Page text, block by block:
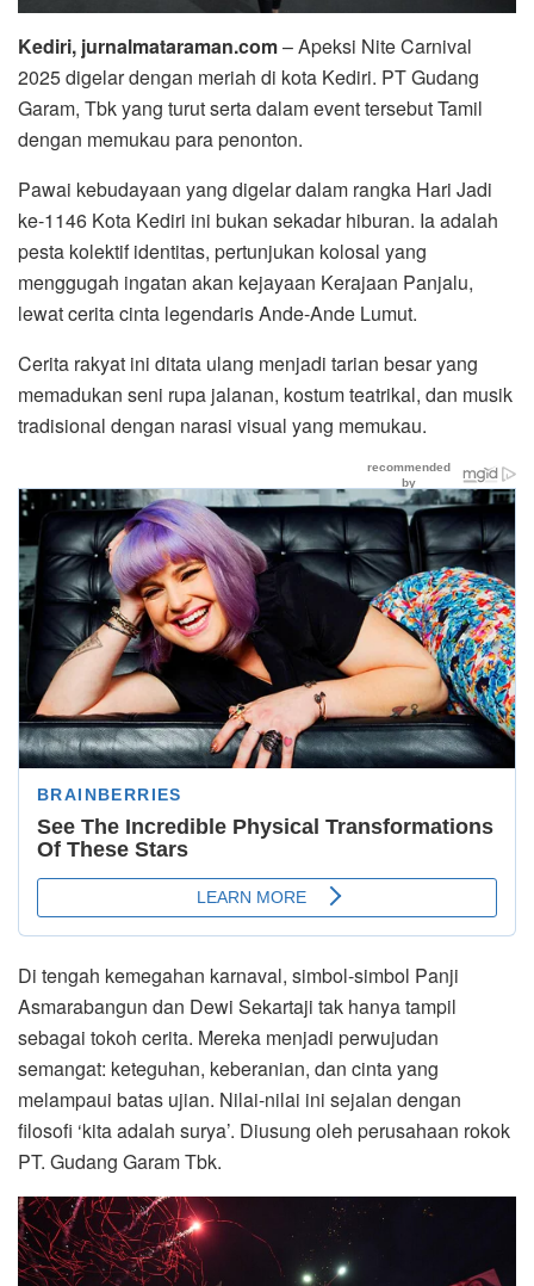
Kediri, jurnalmataraman.com– Apeksi Nite Carnival
2025 digelar dengan meriah di kota Kediri. PT Gudang
Garam, Tbk yang turut serta dalam event tersebut Tamil
dengan memukau para penonton.
Pawai kebudayaan yang digelar dalam rangka Hari Jadi
ke-1146 Kota Kediri ini bukan sekadar hiburan. Ia adalah
pesta kolektif identitas, pertunjukan kolosal yang
menggugah ingatan akan kejayaan Kerajaan Panjalu,
lewat cerita cinta legendaris Ande-Ande Lumut.
Cerita rakyat ini ditata ulang menjadi tarian besar yang
memadukan seni rupa jalanan, kostum teatrikal, dan musik
tradisional dengan narasi visual yang memukau.
Di tengah kemegahan karnaval, simbol-simbol Panji
Asmarabangun dan Dewi Sekartaji tak hanya tampil
sebagai tokoh cerita. Mereka menjadi perwujudan
semangat: keteguhan, keberanian, dan cinta yang
melampaui batas ujian. Nilai-nilai ini sejalan dengan
filosofi ‘kita adalah surya’. Diusung oleh perusahaan rokok
PT. Gudang Garam Tbk.